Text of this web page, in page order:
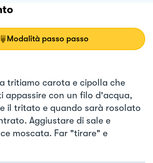
Modalità passo passo
tritiamo carota e cipolla che
appassire con un filo d'acqua,
il tritato e quando sarà rosolato
Aggiustare di sale e
moscata. Far "tirare" e